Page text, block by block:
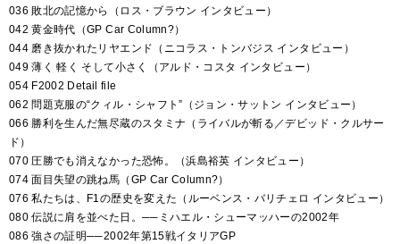
036 敗北の記憶から（ロス・ブラウン インタビュー）
042 黄金時代（GP Car Column?）
044 磨き抜かれたリヤエンド（ニコラス・トンバジス インタビュー）
049 薄く 軽く そして小さく（アルド・コスタ インタビュー）
054 F2002 Detail file
062 問題克服の“クィル・シャフト”（ジョン・サットン インタビュー）
066 勝利を生んだ無尽蔵のスタミナ（ライバルが斬る／デビッド・クルサー
ド）
070 圧勝でも消えなかった恐怖。（浜島裕英 インタビュー）
074 面目失望の跳ね馬（GP Car Column?）
076 私たちは、F1の歴史を変えた（ルーベンス・バリチェロ インタビュー）
080 伝説に肩を並べた日。──ミハエル・シューマッハーの2002年
086 強さの証明──2002年第15戦イタリアGP